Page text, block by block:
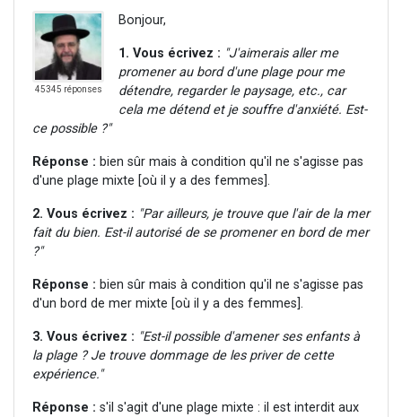
45345 réponses
Bonjour,
1. Vous écrivez : "J'aimerais aller me
promener au bord d'une plage pour me
détendre, regarder le paysage, etc., car
cela me détend et je souffre d'anxiété. Est-
ce possible ?"
Réponse : bien sûr mais à condition qu'il ne s'agisse pas
d'une plage mixte [où il y a des femmes].
2. Vous écrivez : "Par ailleurs, je trouve que l'air de la mer
fait du bien. Est-il autorisé de se promener en bord de mer
?"
Réponse : bien sûr mais à condition qu'il ne s'agisse pas
d'un bord de mer mixte [où il y a des femmes].
3. Vous écrivez : "Est-il possible d'amener ses enfants à
la plage ? Je trouve dommage de les priver de cette
expérience."
Réponse : s'il s'agit d'une plage mixte : il est interdit aux